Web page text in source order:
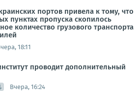
портов привела к тому, что
пунктах пропуска скопилось
количество грузового транспорта
18:11
проводит дополнительный
Вчера, 16:24